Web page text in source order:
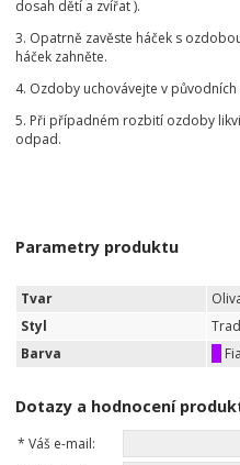
dosah dětí a zvířat ).
3. Opatrně zavěste háček s
háček zahněte.
4. Ozdoby uchovávejte v
5. Při případném rozbití ozdoby
odpad.
Parametry produktu
Tvar
Styl
Barva
Dotazy a hodnocení
* Váš e-mail: